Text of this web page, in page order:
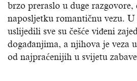
brzo preraslo u duge razgovore,
naposljetku romantičnu vezu. U
uslijedili sve su češće viđeni
događanjima, a njihova je veza
od najpraćenijih u svijetu